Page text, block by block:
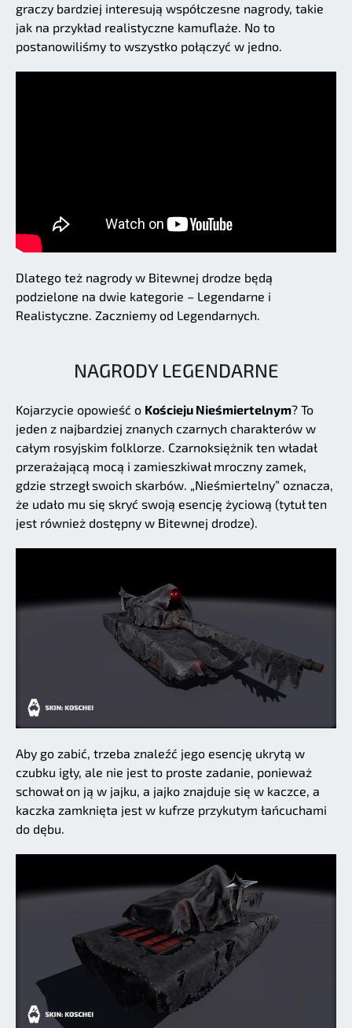
graczy bardziej interesują współczesne nagrody, takie
jak na przykład realistyczne kamuflaże. No to
postanowiliśmy to wszystko połączyć w jedno.
Dlatego też nagrody w Bitewnej drodze będą
podzielone na dwie kategorie – Legendarne i
Realistyczne. Zaczniemy od Legendarnych.
NAGRODY LEGENDARNE
Kojarzycie opowieść o Kościeju Nieśmiertelnym? To
jeden z najbardziej znanych czarnych charakterów w
całym rosyjskim folklorze. Czarnoksiężnik ten władał
przerażającą mocą i zamieszkiwał mroczny zamek,
gdzie strzegł swoich skarbów. „Nieśmiertelny” oznacza,
że udało mu się skryć swoją esencję życiową (tytuł ten
jest również dostępny w Bitewnej drodze).
Aby go zabić, trzeba znaleźć jego esencję ukrytą w
czubku igły, ale nie jest to proste zadanie, ponieważ
schował on ją w jajku, a jajko znajduje się w kaczce, a
kaczka zamknięta jest w kufrze przykutym łańcuchami
do dębu.